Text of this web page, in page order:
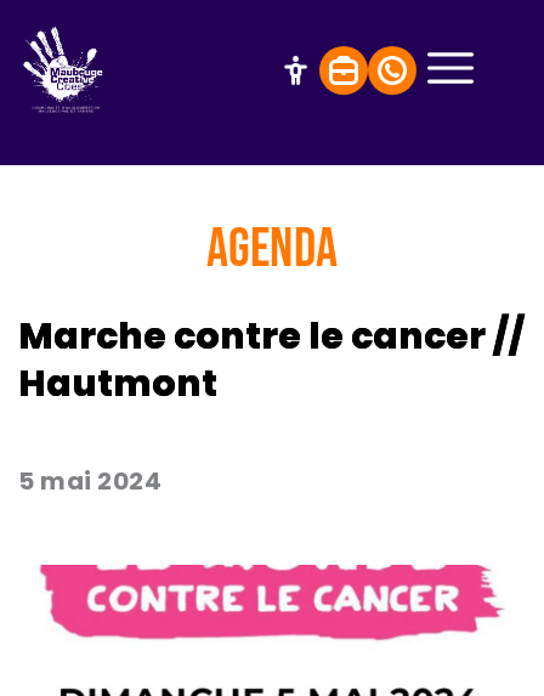
AGENDA
Marche contre le cancer //
Hautmont
5 mai 2024